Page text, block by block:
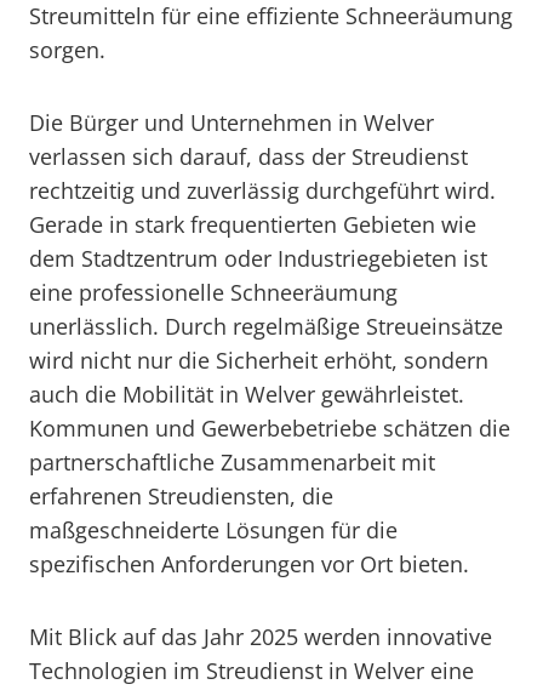
Streumitteln für eine effiziente Schneeräumung
sorgen.
Die Bürger und Unternehmen in Welver
verlassen sich darauf, dass der Streudienst
rechtzeitig und zuverlässig durchgeführt wird.
Gerade in stark frequentierten Gebieten wie
dem Stadtzentrum oder Industriegebieten ist
eine professionelle Schneeräumung
unerlässlich. Durch regelmäßige Streueinsätze
wird nicht nur die Sicherheit erhöht, sondern
auch die Mobilität in Welver gewährleistet.
Kommunen und Gewerbebetriebe schätzen die
partnerschaftliche Zusammenarbeit mit
erfahrenen Streudiensten, die
maßgeschneiderte Lösungen für die
spezifischen Anforderungen vor Ort bieten.
Mit Blick auf das Jahr 2025 werden innovative
Technologien im Streudienst in Welver eine